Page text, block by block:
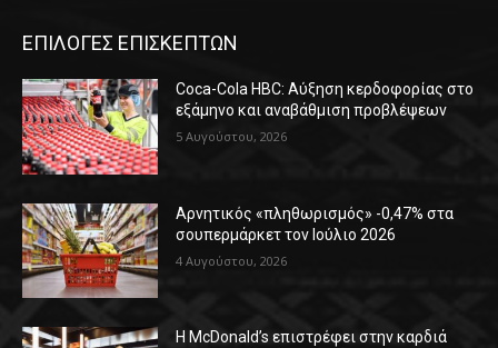
ΕΠΙΛΟΓΕΣ ΕΠΙΣΚΕΠΤΩΝ
Coca-Cola HBC: Αύξηση κερδοφορίας στο
εξάμηνο και αναβάθμιση προβλέψεων
5 Αυγούστου, 2026
Αρνητικός «πληθωρισμός» -0,47% στα
σουπερμάρκετ τον Ιούλιο 2026
4 Αυγούστου, 2026
Η McDonald’s επιστρέφει στην καρδιά